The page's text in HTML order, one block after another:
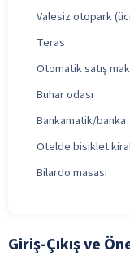
Valesiz otopark
Teras
Otomatik satış
Buhar odası
Bankamatik/banka
Otelde bisiklet
Bilardo masası
Giriş-Çıkış ve